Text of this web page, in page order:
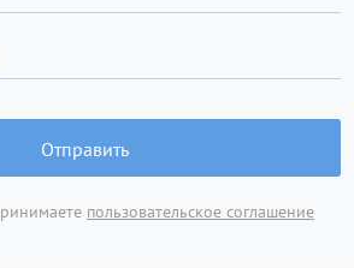
Отправить
пользовательское соглашение